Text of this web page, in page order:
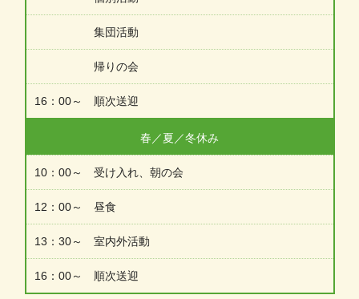
集団活動
帰りの会
16：00～ 順次送迎
春／夏／冬休み
10：00～ 受け入れ、朝の会
12：00～ 昼食
13：30～ 室内外活動
16：00～ 順次送迎